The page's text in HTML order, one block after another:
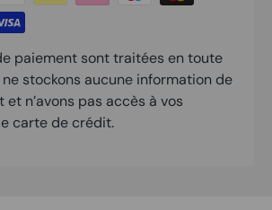
paiement sont traitées en toute
stockons aucune information de
n’avons pas accès à vos
carte de crédit.